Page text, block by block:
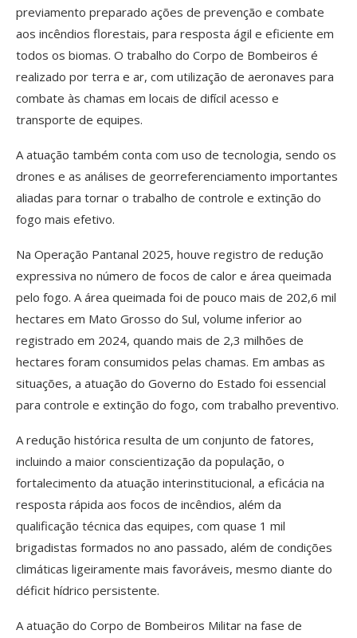
previamento preparado ações de prevenção e combate
aos incêndios florestais, para resposta ágil e eficiente em
todos os biomas. O trabalho do Corpo de Bombeiros é
realizado por terra e ar, com utilização de aeronaves para
combate às chamas em locais de difícil acesso e
transporte de equipes.
A atuação também conta com uso de tecnologia, sendo os
drones e as análises de georreferenciamento importantes
aliadas para tornar o trabalho de controle e extinção do
fogo mais efetivo.
Na Operação Pantanal 2025, houve registro de redução
expressiva no número de focos de calor e área queimada
pelo fogo. A área queimada foi de pouco mais de 202,6 mil
hectares em Mato Grosso do Sul, volume inferior ao
registrado em 2024, quando mais de 2,3 milhões de
hectares foram consumidos pelas chamas. Em ambas as
situações, a atuação do Governo do Estado foi essencial
para controle e extinção do fogo, com trabalho preventivo.
A redução histórica resulta de um conjunto de fatores,
incluindo a maior conscientização da população, o
fortalecimento da atuação interinstitucional, a eficácia na
resposta rápida aos focos de incêndios, além da
qualificação técnica das equipes, com quase 1 mil
brigadistas formados no ano passado, além de condições
climáticas ligeiramente mais favoráveis, mesmo diante do
déficit hídrico persistente.
A atuação do Corpo de Bombeiros Militar na fase de